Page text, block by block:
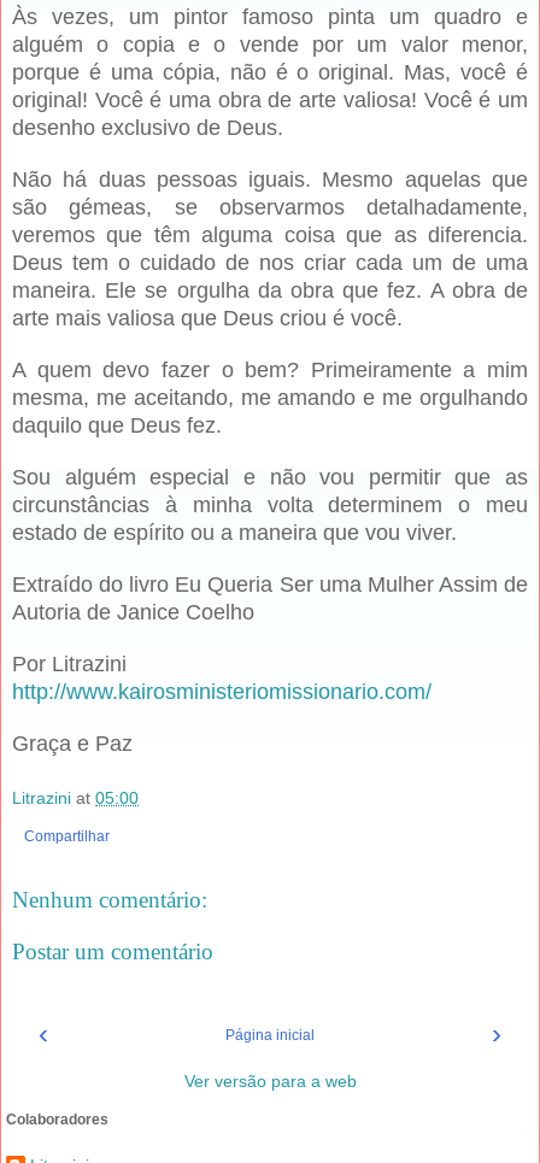
Às vezes, um pintor famo­so pinta um quadro e
alguém o copia e o vende por um valor menor,
porque é uma cópia, não é o original. Mas, você é
original! Você é uma obra de arte valiosa! Você é um
desenho exclusivo de Deus.
Não há duas pes­soas iguais. Mesmo aquelas que
são gémeas, se observarmos detalhadamente,
veremos que têm alguma coi­sa que as diferencia.
Deus tem o cuidado de nos criar cada um de uma
maneira. Ele se orgulha da obra que fez. A obra de
arte mais valiosa que Deus criou é você.
A quem devo fazer o bem? Pri­meiramente a mim
mesma, me acei­tando, me amando e me orgulhan­do
daquilo que Deus fez.
Sou alguém especial e não vou permitir que as
circunstâncias à minha volta determinem o meu
estado de espírito ou a maneira que vou viver.
Extraído do livro Eu Queria Ser uma Mulher Assim de
Autoria de Janice Coelho
Por Litrazini
http://www.kairosministeriomissionario.com/
Graça e Paz
Litrazini at 05:00
Compartilhar
Nenhum comentário:
Postar um comentário
‹ ›
Página inicial
Ver versão para a web
Colaboradores